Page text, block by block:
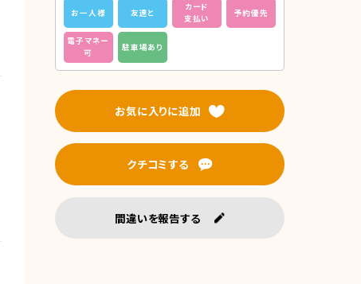
お一人様 友達と
カード
支払い
予約優先
電子マネー
可
駐車場あり
お気に入りに追加
クチコミする
間違いを報告する